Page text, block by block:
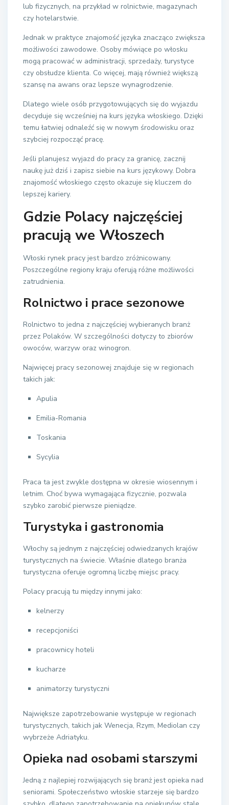
lub fizycznych, na przykład w rolnictwie, magazynach
czy hotelarstwie.
Jednak w praktyce znajomość języka znacząco zwiększa
możliwości zawodowe. Osoby mówiące po włosku
mogą pracować w administracji, sprzedaży, turystyce
czy obsłudze klienta. Co więcej, mają również większą
szansę na awans oraz lepsze wynagrodzenie.
Dlatego wiele osób przygotowujących się do wyjazdu
decyduje się wcześniej na kurs języka włoskiego. Dzięki
temu łatwiej odnaleźć się w nowym środowisku oraz
szybciej rozpocząć pracę.
Jeśli planujesz wyjazd do pracy za granicę, zacznij
naukę już dziś i zapisz siebie na kurs językowy. Dobra
znajomość włoskiego często okazuje się kluczem do
lepszej kariery.
Gdzie Polacy najczęściej
pracują we Włoszech
Włoski rynek pracy jest bardzo zróżnicowany.
Poszczególne regiony kraju oferują różne możliwości
zatrudnienia.
Rolnictwo i prace sezonowe
Rolnictwo to jedna z najczęściej wybieranych branż
przez Polaków. W szczególności dotyczy to zbiorów
owoców, warzyw oraz winogron.
Najwięcej pracy sezonowej znajduje się w regionach
takich jak:
Apulia
Emilia-Romania
Toskania
Sycylia
Praca ta jest zwykle dostępna w okresie wiosennym i
letnim. Choć bywa wymagająca fizycznie, pozwala
szybko zarobić pierwsze pieniądze.
Turystyka i gastronomia
Włochy są jednym z najczęściej odwiedzanych krajów
turystycznych na świecie. Właśnie dlatego branża
turystyczna oferuje ogromną liczbę miejsc pracy.
Polacy pracują tu między innymi jako:
kelnerzy
recepcjoniści
pracownicy hoteli
kucharze
animatorzy turystyczni
Największe zapotrzebowanie występuje w regionach
turystycznych, takich jak Wenecja, Rzym, Mediolan czy
wybrzeże Adriatyku.
Opieka nad osobami starszymi
Jedną z najlepiej rozwijających się branż jest opieka nad
seniorami. Społeczeństwo włoskie starzeje się bardzo